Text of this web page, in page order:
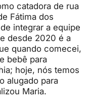
catadora de rua
Fátima dos
integrar a equipe
desde 2020 é a
quando comecei,
bebê para
hoje, nós temos
alugado para
Maria.